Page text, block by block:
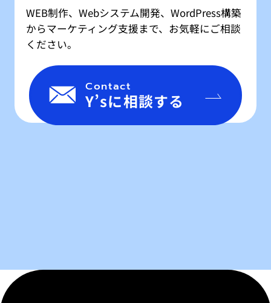
WEB制作、Webシステム開発、WordPress構築
からマーケティング支援まで、お気軽にご相談
ください。
Contact
Y’sに相談する